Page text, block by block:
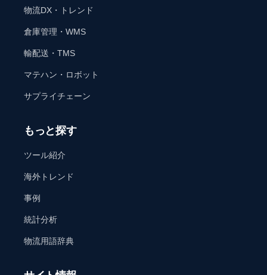
物流DX・トレンド
倉庫管理・WMS
輸配送・TMS
マテハン・ロボット
サプライチェーン
もっと探す
ツール紹介
海外トレンド
事例
統計分析
物流用語辞典